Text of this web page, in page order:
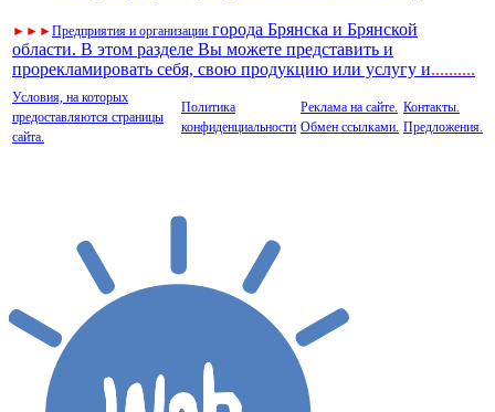
► ► ►Предприятия и организации города Брянска и Брянской
области. В этом разделе Вы можете представить и
прорекламировать себя, свою продукцию или услугу и..........
Условия, на которых
предоставляются страницы
сайта.
Политика
конфиденциальности
Реклама на сайте.
Обмен ссылками.
Контакты.
Предложения.